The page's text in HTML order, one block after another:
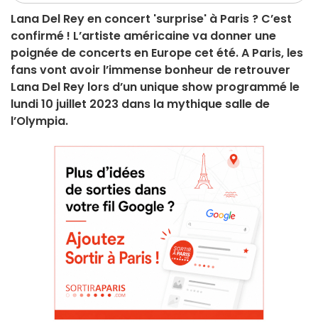
Lana Del Rey en concert 'surprise' à Paris ? C’est
confirmé ! L’artiste américaine va donner une
poignée de concerts en Europe cet été. A Paris, les
fans vont avoir l’immense bonheur de retrouver
Lana Del Rey lors d’un unique show programmé le
lundi 10 juillet 2023 dans la mythique salle de
l’Olympia.